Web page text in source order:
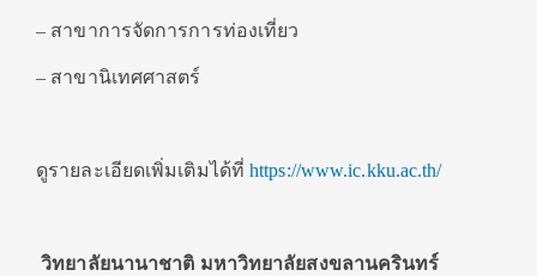
– สาขาการจัดการการท่องเที่ยว
– สาขานิเทศศาสตร์
ดูรายละเอียดเพิ่มเติมได้ที่https://www.ic.kku.ac.th/
วิทยาลัยนานาชาติ มหาวิทยาลัยสงขลานครินทร์